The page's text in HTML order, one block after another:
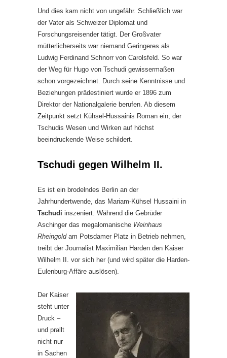
Und dies kam nicht von ungefähr. Schließlich war
der Vater als Schweizer Diplomat und
Forschungsreisender tätigt. Der Großvater
mütterlicherseits war niemand Geringeres als
Ludwig Ferdinand Schnorr von Carolsfeld. So war
der Weg für Hugo von Tschudi gewissermaßen
schon vorgezeichnet. Durch seine Kenntnisse und
Beziehungen prädestiniert wurde er 1896 zum
Direktor der Nationalgalerie berufen. Ab diesem
Zeitpunkt setzt Kühsel-Hussainis Roman ein, der
Tschudis Wesen und Wirken auf höchst
beeindruckende Weise schildert.
Tschudi gegen Wilhelm II.
Es ist ein brodelndes Berlin an der
Jahrhundertwende, das Mariam-Kühsel Hussaini in
Tschudi inszeniert. Während die Gebrüder
Aschinger das megalomanische Weinhaus
Rheingoldam Potsdamer Platz in Betrieb nehmen,
treibt der Journalist Maximilian Harden den Kaiser
Wilhelm II. vor sich her (und wird später die Harden-
Eulenburg-Affäre auslösen).
Der Kaiser
steht unter
Druck –
und prallt
nicht nur
in Sachen